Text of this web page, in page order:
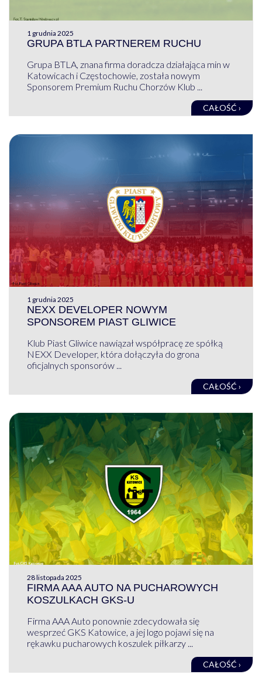
1 grudnia 2025
GRUPA BTLA PARTNEREM RUCHU
Grupa BTLA, znana firma doradcza działająca min w
Katowicach i Częstochowie, została nowym
Sponsorem Premium Ruchu Chorzów Klub ...
CAŁOŚĆ ›
1 grudnia 2025
NEXX DEVELOPER NOWYM
SPONSOREM PIAST GLIWICE
Klub Piast Gliwice nawiązał współpracę ze spółką
NEXX Developer, która dołączyła do grona
oficjalnych sponsorów ...
CAŁOŚĆ ›
28 listopada 2025
FIRMA AAA AUTO NA PUCHAROWYCH
KOSZULKACH GKS-U
Firma AAA Auto ponownie zdecydowała się
wesprzeć GKS Katowice, a jej logo pojawi się na
rękawku pucharowych koszulek piłkarzy ...
CAŁOŚĆ ›